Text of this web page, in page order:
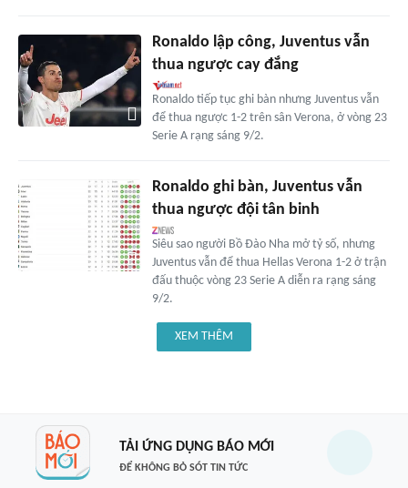
Ronaldo lập công, Juventus vẫn
thua ngược cay đắng
Ronaldo tiếp tục ghi bàn nhưng Juventus vẫn
để thua ngược 1-2 trên sân Verona, ở vòng 23
Serie A rạng sáng 9/2.
Ronaldo ghi bàn, Juventus vẫn
thua ngược đội tân binh
Siêu sao người Bồ Đào Nha mở tỷ số, nhưng
Juventus vẫn để thua Hellas Verona 1-2 ở trận
đấu thuộc vòng 23 Serie A diễn ra rạng sáng
9/2.
XEM THÊM
TẢI ỨNG DỤNG BÁO MỚI
ĐỂ KHÔNG BỎ SÓT TIN TỨC